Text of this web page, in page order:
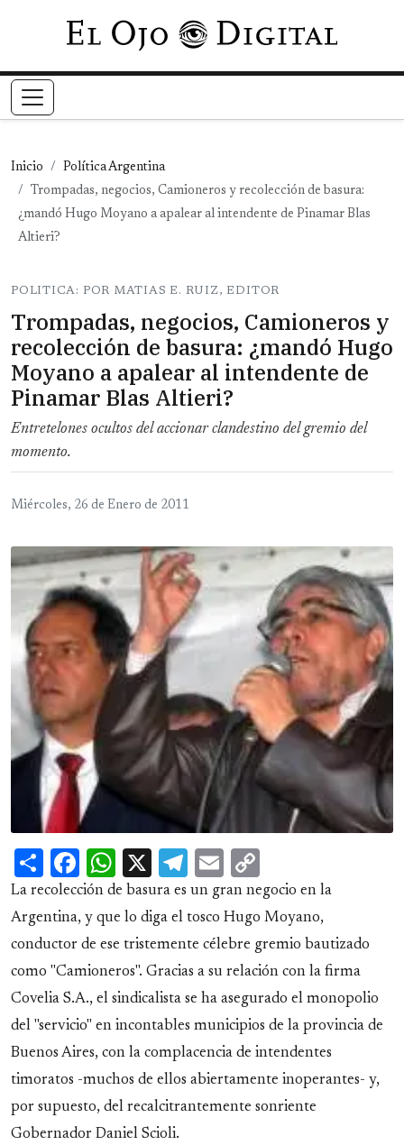
Pasar al contenido principal
Inicio
Política Argentina
Trompadas, negocios, Camioneros y recolección de basura:
¿mandó Hugo Moyano a apalear al intendente de Pinamar Blas
Altieri?
POLITICA: POR MATIAS E. RUIZ, EDITOR
Trompadas, negocios, Camioneros y
recolección de basura: ¿mandó Hugo
Moyano a apalear al intendente de
Pinamar Blas Altieri?
Entretelones ocultos del accionar clandestino del gremio del
momento.
Miércoles, 26 de Enero de 2011
ShareFacebook
WhatsApp
X Telegram
Email
Link
La recolección de basura es un gran negocio en la
Argentina, y que lo diga el tosco Hugo Moyano,
conductor de ese tristemente célebre gremio bautizado
como "Camioneros". Gracias a su relación con la firma
Covelia S.A., el sindicalista se ha asegurado el monopolio
del "servicio" en incontables municipios de la provincia de
Buenos Aires, con la complacencia de intendentes
timoratos -muchos de ellos abiertamente inoperantes- y,
por supuesto, del recalcitrantemente sonriente
Gobernador Daniel Scioli.